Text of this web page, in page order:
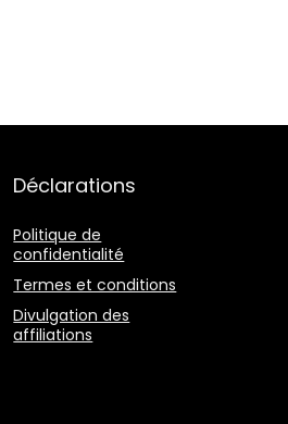
Déclarations
Politique de
confidentialité
Termes et conditions
Divulgation des
affiliations